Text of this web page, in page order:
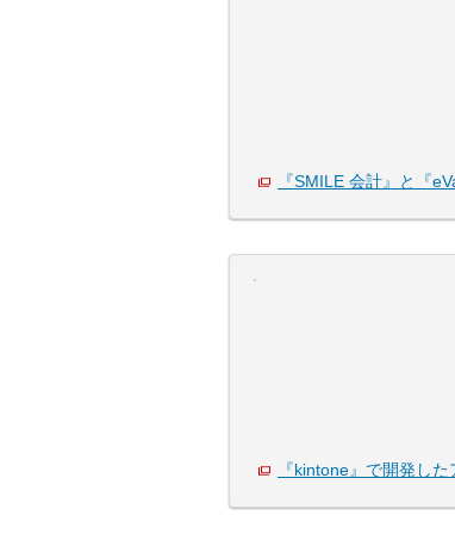
『SMILE 会計』と『
『kintone』で開発し